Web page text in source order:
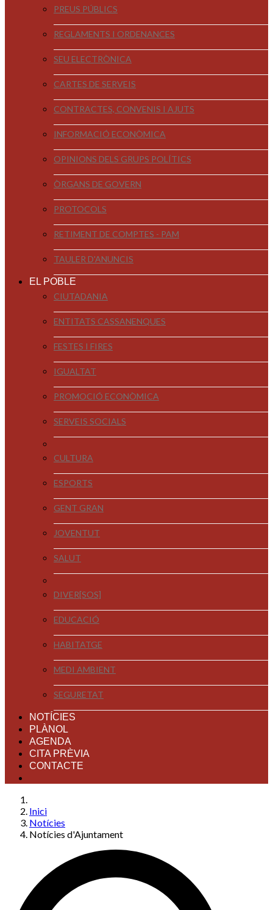
PREUS PÚBLICS
REGLAMENTS I ORDENANCES
SEU ELECTRÒNICA
CARTES DE SERVEIS
CONTRACTES, CONVENIS I AJUTS
INFORMACIÓ ECONÒMICA
OPINIONS DELS GRUPS POLÍTICS
ÒRGANS DE GOVERN
PROTOCOLS
RETIMENT DE COMPTES - PAM
TAULER D'ANUNCIS
EL POBLE
CIUTADANIA
ENTITATS CASSANENQUES
FESTES I FIRES
IGUALTAT
PROMOCIÓ ECONÒMICA
SERVEIS SOCIALS
CULTURA
ESPORTS
GENT GRAN
JOVENTUT
SALUT
DIVER[SOS]
EDUCACIÓ
HABITATGE
MEDI AMBIENT
SEGURETAT
NOTÍCIES
PLÀNOL
AGENDA
CITA PRÈVIA
CONTACTE
Inici
Notícies
Notícies d'Ajuntament